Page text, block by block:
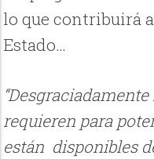
lo que contribuirá
Estado…
requieren para
están disponibles